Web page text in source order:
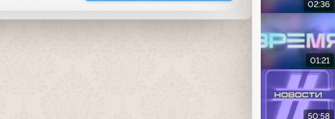
02:36
01:21
50:58